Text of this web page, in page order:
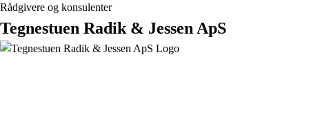
Rådgivere og konsulenter
Tegnestuen Radik & Jessen ApS